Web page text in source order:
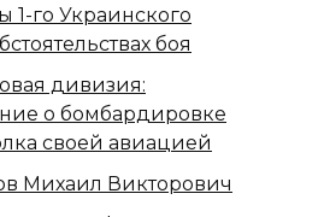
1-го Украинского
боя
дивизия:
о бомбардировке
своей авиацией
Михаил Викторович